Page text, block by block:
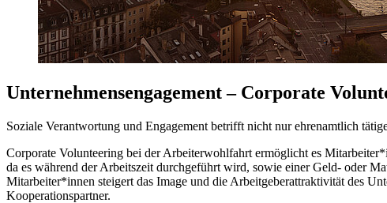
Unternehmensengagement – Corporate
Soziale Verantwortung und Engagement betrifft nicht nur ehrenamtlich
Corporate Volunteering bei der Arbeiterwohlfahrt ermöglicht es
da es während der Arbeitszeit durchgeführt wird, sowie einer Geld- oder
Mitarbeiter*innen steigert das Image und die Arbeitgeberattraktivität des
Kooperationspartner.